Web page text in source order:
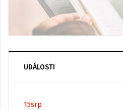
UDÁLOSTI
15srp